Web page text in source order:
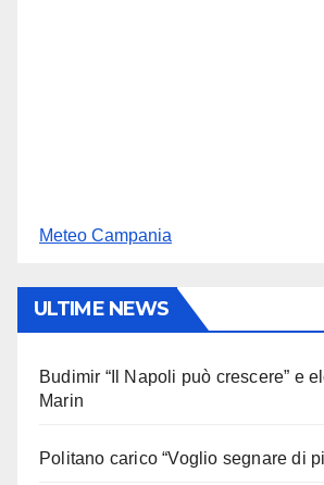
Meteo Campania
ULTIME NEWS
Budimir “Il Napoli può crescere” e
Marin
Politano carico “Voglio segnare di